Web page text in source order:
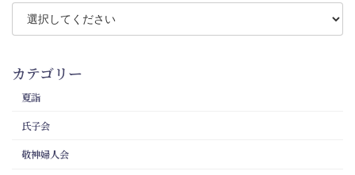
カテゴリー
夏詣
氏子会
敬神婦人会